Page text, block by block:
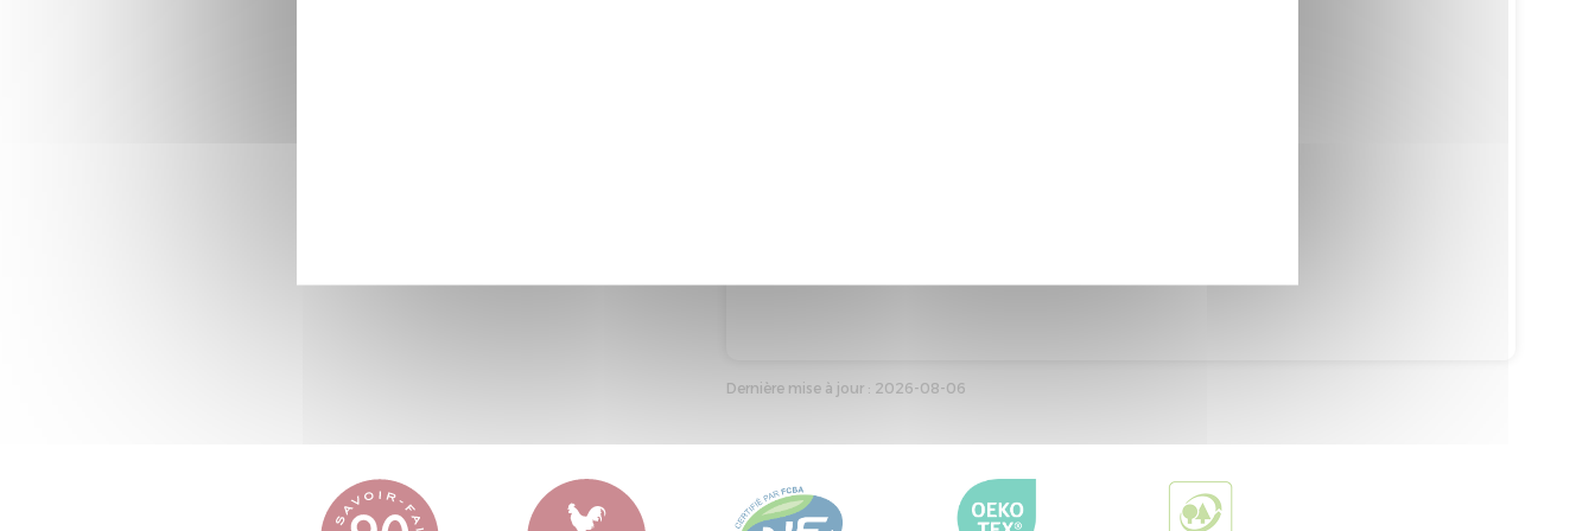
Dernière mise à jour : 2026-08-06